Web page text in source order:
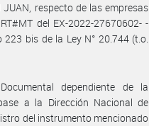
JUAN, respecto de las empresas
del EX-2022-27670602- -
bis de la Ley N° 20.744 (t.o.
dependiente de la
a la Dirección Nacional de
del instrumento mencionado